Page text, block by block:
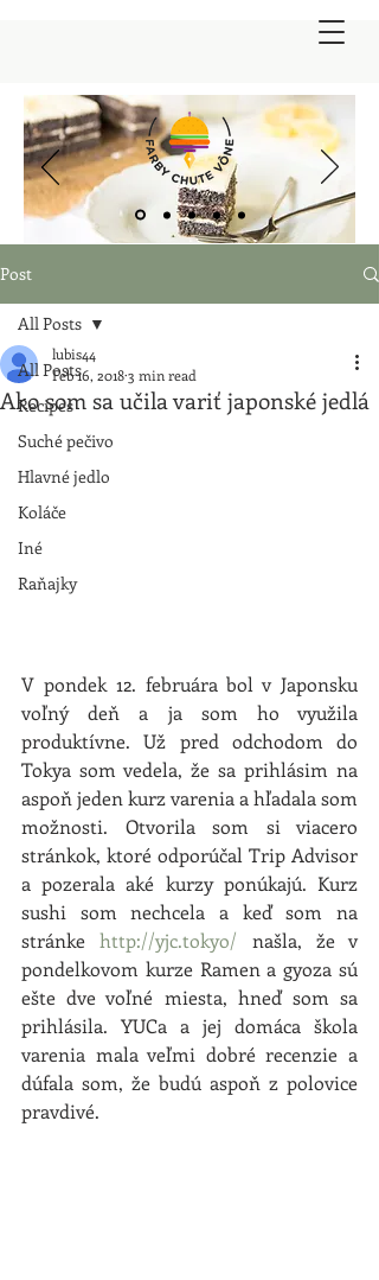
Post
All Posts
Recipes
Suché pečivo
Hlavné jedlo
Koláče
Iné
Raňajky
All Posts
Ako som sa učila variť japonské jedlá
lubis44
Feb 16, 20183 min read
V pondek 12. februára bol v Japonsku
voľný deň a ja som ho využila
produktívne. Už pred odchodom do
Tokya som vedela, že sa prihlásim na
aspoň jeden kurz varenia a hľadala som
možnosti. Otvorila som si viacero
stránkok, ktoré odporúčal Trip Advisor
a pozerala aké kurzy ponúkajú. Kurz
sushi som nechcela a keď som na
stránke http://yjc.tokyo/ našla, že v
pondelkovom kurze Ramen a gyoza sú
ešte dve voľné miesta, hneď som sa
prihlásila. YUCa a jej domáca škola
varenia mala veľmi dobré recenzie a
dúfala som, že budú aspoň z polovice
pravdivé.